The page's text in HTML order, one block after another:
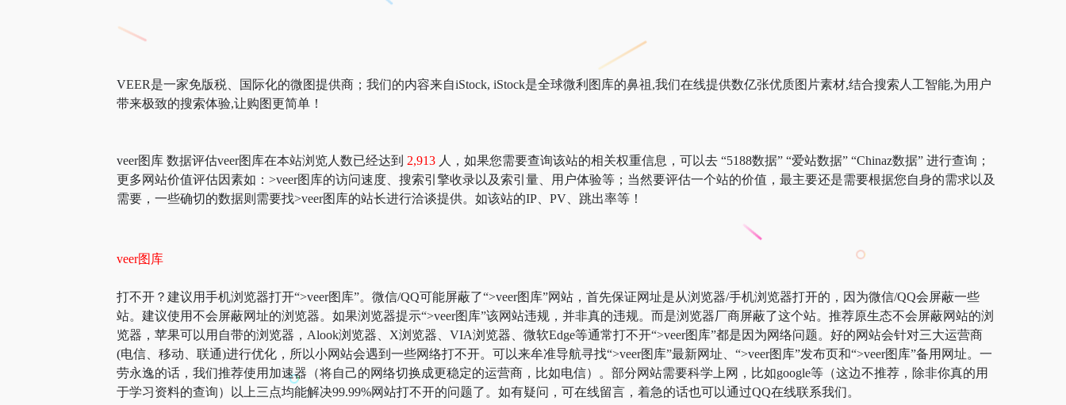
VEER是一家免版税、国际化的微图提供商；我们的内容来自iStock, iStock是全球微利图库的鼻祖,我们在线提供数亿张优质图片素材,结合搜索人工智能,为用户
带来极致的搜索体验,让购图更简单！
veer图库 数据评估veer图库在本站浏览人数已经达到 2,913 人，如果您需要查询该站的相关权重信息，可以去 “5188数据” “爱站数据” “Chinaz数据” 进行查询；
更多网站价值评估因素如：>veer图库的访问速度、搜索引擎收录以及索引量、用户体验等；当然要评估一个站的价值，最主要还是需要根据您自身的需求以及
需要，一些确切的数据则需要找>veer图库的站长进行洽谈提供。如该站的IP、PV、跳出率等！
veer图库
打不开？建议用手机浏览器打开“>veer图库”。微信/QQ可能屏蔽了“>veer图库”网站，首先保证网址是从浏览器/手机浏览器打开的，因为微信/QQ会屏蔽一些
站。建议使用不会屏蔽网址的浏览器。如果浏览器提示“>veer图库”该网站违规，并非真的违规。而是浏览器厂商屏蔽了这个站。推荐原生态不会屏蔽网站的浏
览器，苹果可以用自带的浏览器，Alook浏览器、X浏览器、VIA浏览器、微软Edge等通常打不开“>veer图库”都是因为网络问题。好的网站会针对三大运营商
(电信、移动、联通)进行优化，所以小网站会遇到一些网络打不开。可以来牟准导航寻找“>veer图库”最新网址、“>veer图库”发布页和“>veer图库”备用网址。一
劳永逸的话，我们推荐使用加速器（将自己的网络切换成更稳定的运营商，比如电信）。部分网站需要科学上网，比如google等（这边不推荐，除非你真的用
于学习资料的查询）以上三点均能解决99.99%网站打不开的问题了。如有疑问，可在线留言，着急的话也可以通过QQ在线联系我们。